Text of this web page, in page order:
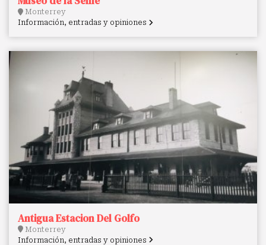
Monterrey
Información, entradas y opiniones
Antigua Estacion Del Golfo
Monterrey
Información, entradas y opiniones